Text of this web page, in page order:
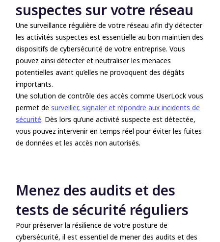
suspectes sur votre réseau
Une surveillance régulière de votre réseau afin d’y détecter
les activités suspectes est essentielle au bon maintien des
dispositifs de cybersécurité de votre entreprise. Vous
pouvez ainsi détecter et neutraliser les menaces
potentielles avant qu’elles ne provoquent des dégâts
importants.
Une solution de contrôle des accès comme UserLock vous
permet de surveiller, signaler et répondre aux incidents de
sécurité. Dès lors qu’une activité suspecte est détectée,
vous pouvez intervenir en temps réel pour éviter les fuites
de données et les accès non autorisés.
Menez des audits et des
tests de sécurité réguliers
Pour préserver la résilience de votre posture de
cybersécurité, il est essentiel de mener des audits et des